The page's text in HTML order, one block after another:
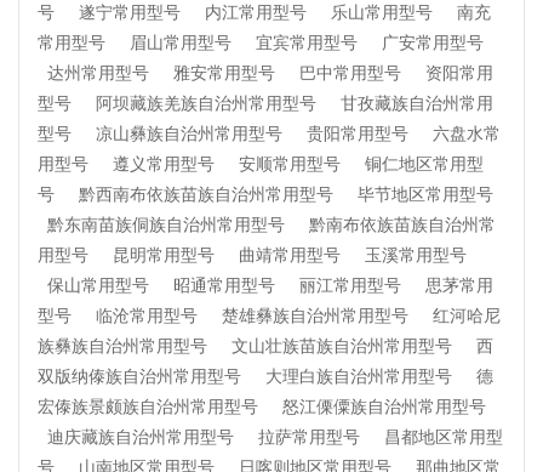
号
遂宁常用型号 内江常用型号 乐山常用型号
南充
常用型号
眉山常用型号 宜宾常用型号
广安常用型号
达州常用型号
雅安常用型号 巴中常用型号
资阳常用
型号
阿坝藏族羌族自治州常用型号
甘孜藏族自治州常用
型号
凉山彝族自治州常用型号 贵阳常用型号
六盘水常
用型号
遵义常用型号 安顺常用型号
铜仁地区常用型
号
黔西南布依族苗族自治州常用型号
毕节地区常用型号
黔东南苗族侗族自治州常用型号
黔南布依族苗族自治州常
用型号
昆明常用型号 曲靖常用型号
玉溪常用型号
保山常用型号
昭通常用型号 丽江常用型号
思茅常用
型号
临沧常用型号 楚雄彝族自治州常用型号
红河哈尼
族彝族自治州常用型号
文山壮族苗族自治州常用型号
西
双版纳傣族自治州常用型号
大理白族自治州常用型号
德
宏傣族景颇族自治州常用型号
怒江傈僳族自治州常用型号
迪庆藏族自治州常用型号
拉萨常用型号
昌都地区常用型
号
山南地区常用型号 日喀则地区常用型号
那曲地区常